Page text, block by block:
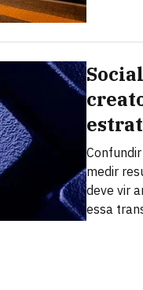
medir
deve vir
essa